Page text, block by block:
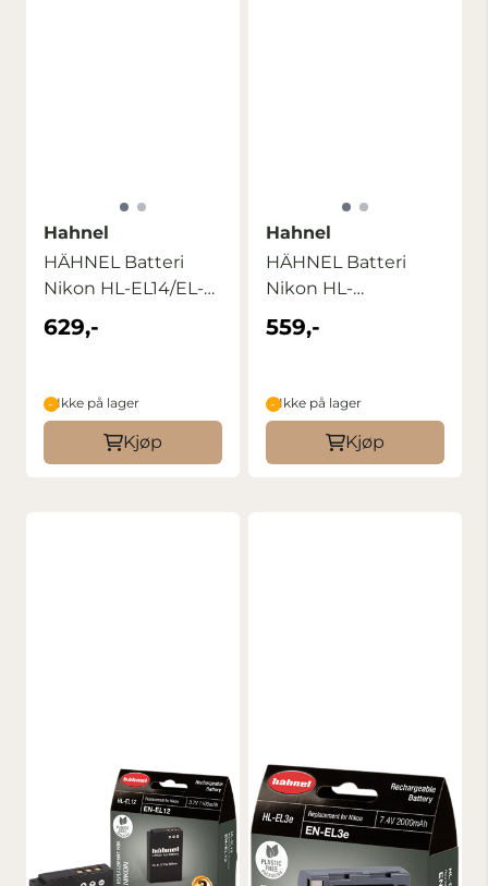
Hahnel
HÄHNEL Batteri
Nikon HL-EL14/EL-
14A
629,-
Ikke på lager
Kjøp
Hahnel
HÄHNEL Batteri
Nikon HL-
EL15/15A/15B
559,-
Ikke på lager
Kjøp